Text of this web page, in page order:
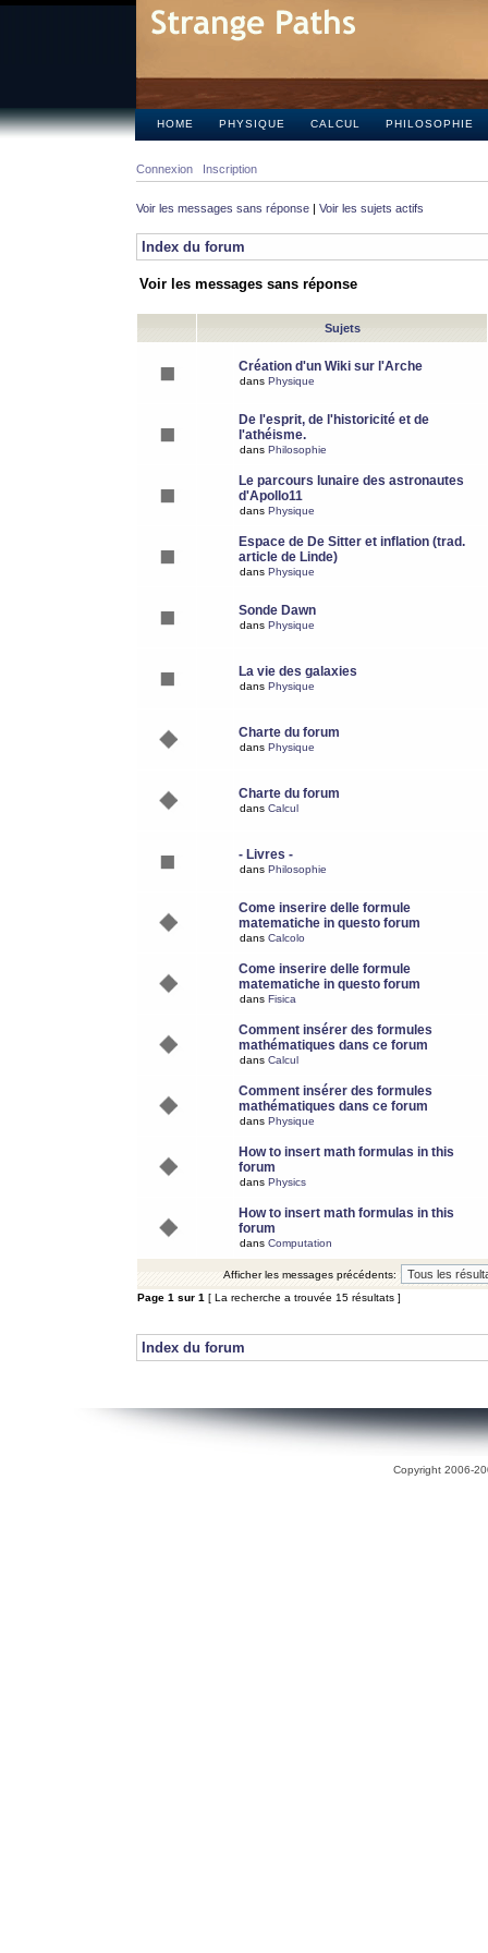
HOME PHYSIQUE CALCUL PHILOSOPHIE
Connexion Inscription
Voir les messages sans réponse | Voir les sujets actifs
Index du forum
Voir les messages sans réponse
Sujets
Création d'un Wiki sur l'Arche
dans Physique
De l'esprit, de l'historicité et de
l'athéisme.
dans Philosophie
Le parcours lunaire des astronautes
d'Apollo11
dans Physique
Espace de De Sitter et inflation (trad.
article de Linde)
dans Physique
Sonde Dawn
dans Physique
La vie des galaxies
dans Physique
Charte du forum
dans Physique
Charte du forum
dans Calcul
- Livres -
dans Philosophie
Come inserire delle formule
matematiche in questo forum
dans Calcolo
Come inserire delle formule
matematiche in questo forum
dans Fisica
Comment insérer des formules
mathématiques dans ce forum
dans Calcul
Comment insérer des formules
mathématiques dans ce forum
dans Physique
How to insert math formulas in this
forum
dans Physics
How to insert math formulas in this
forum
dans Computation
Afficher les messages précédents:
Page 1 sur 1 [ La recherche a trouvée 15 résultats ]
Index du forum
Copyright 2006-